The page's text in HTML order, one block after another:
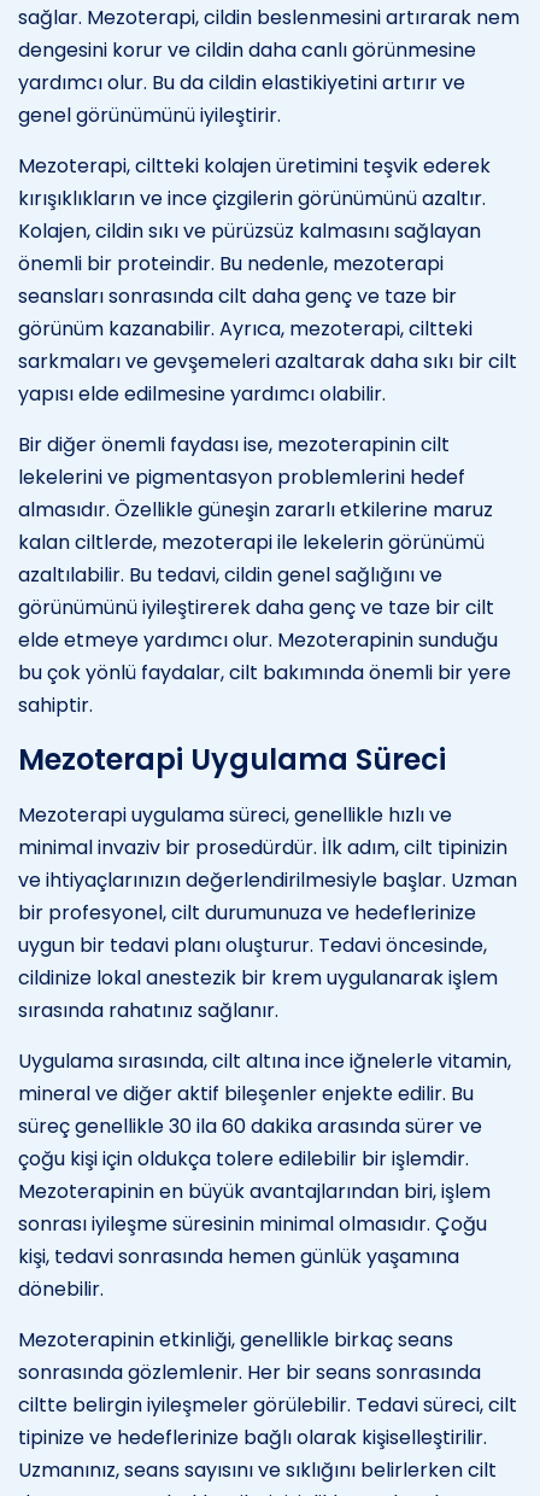
sağlar. Mezoterapi, cildin beslenmesini artırarak nem
dengesini korur ve cildin daha canlı görünmesine
yardımcı olur. Bu da cildin elastikiyetini artırır ve
genel görünümünü iyileştirir.
Mezoterapi, ciltteki kolajen üretimini teşvik ederek
kırışıklıkların ve ince çizgilerin görünümünü azaltır.
Kolajen, cildin sıkı ve pürüzsüz kalmasını sağlayan
önemli bir proteindir. Bu nedenle, mezoterapi
seansları sonrasında cilt daha genç ve taze bir
görünüm kazanabilir. Ayrıca, mezoterapi, ciltteki
sarkmaları ve gevşemeleri azaltarak daha sıkı bir cilt
yapısı elde edilmesine yardımcı olabilir.
Bir diğer önemli faydası ise, mezoterapinin cilt
lekelerini ve pigmentasyon problemlerini hedef
almasıdır. Özellikle güneşin zararlı etkilerine maruz
kalan ciltlerde, mezoterapi ile lekelerin görünümü
azaltılabilir. Bu tedavi, cildin genel sağlığını ve
görünümünü iyileştirerek daha genç ve taze bir cilt
elde etmeye yardımcı olur. Mezoterapinin sunduğu
bu çok yönlü faydalar, cilt bakımında önemli bir yere
sahiptir.
Mezoterapi Uygulama Süreci
Mezoterapi uygulama süreci, genellikle hızlı ve
minimal invaziv bir prosedürdür. İlk adım, cilt tipinizin
ve ihtiyaçlarınızın değerlendirilmesiyle başlar. Uzman
bir profesyonel, cilt durumunuza ve hedeflerinize
uygun bir tedavi planı oluşturur. Tedavi öncesinde,
cildinize lokal anestezik bir krem uygulanarak işlem
sırasında rahatınız sağlanır.
Uygulama sırasında, cilt altına ince iğnelerle vitamin,
mineral ve diğer aktif bileşenler enjekte edilir. Bu
süreç genellikle 30 ila 60 dakika arasında sürer ve
çoğu kişi için oldukça tolere edilebilir bir işlemdir.
Mezoterapinin en büyük avantajlarından biri, işlem
sonrası iyileşme süresinin minimal olmasıdır. Çoğu
kişi, tedavi sonrasında hemen günlük yaşamına
dönebilir.
Mezoterapinin etkinliği, genellikle birkaç seans
sonrasında gözlemlenir. Her bir seans sonrasında
ciltte belirgin iyileşmeler görülebilir. Tedavi süreci, cilt
tipinize ve hedeflerinize bağlı olarak kişiselleştirilir.
Uzmanınız, seans sayısını ve sıklığını belirlerken cilt